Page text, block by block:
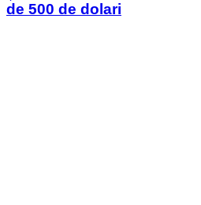
de 500 de dolari